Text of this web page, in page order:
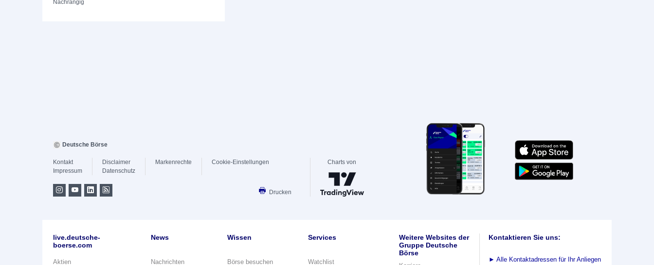
Nachrangig
Deutsche Börse
Kontakt
Impressum
Disclaimer
Datenschutz
Markenrechte Cookie-Einstellungen
Drucken
Charts von
live.deutsche-
boerse.com
Aktien
News
Nachrichten
Wissen
Börse besuchen
Services
Watchlist
Weitere Websites der
Gruppe Deutsche
Börse
Kontaktieren Sie uns:
► Alle Kontaktadressen für Ihr Anliegen